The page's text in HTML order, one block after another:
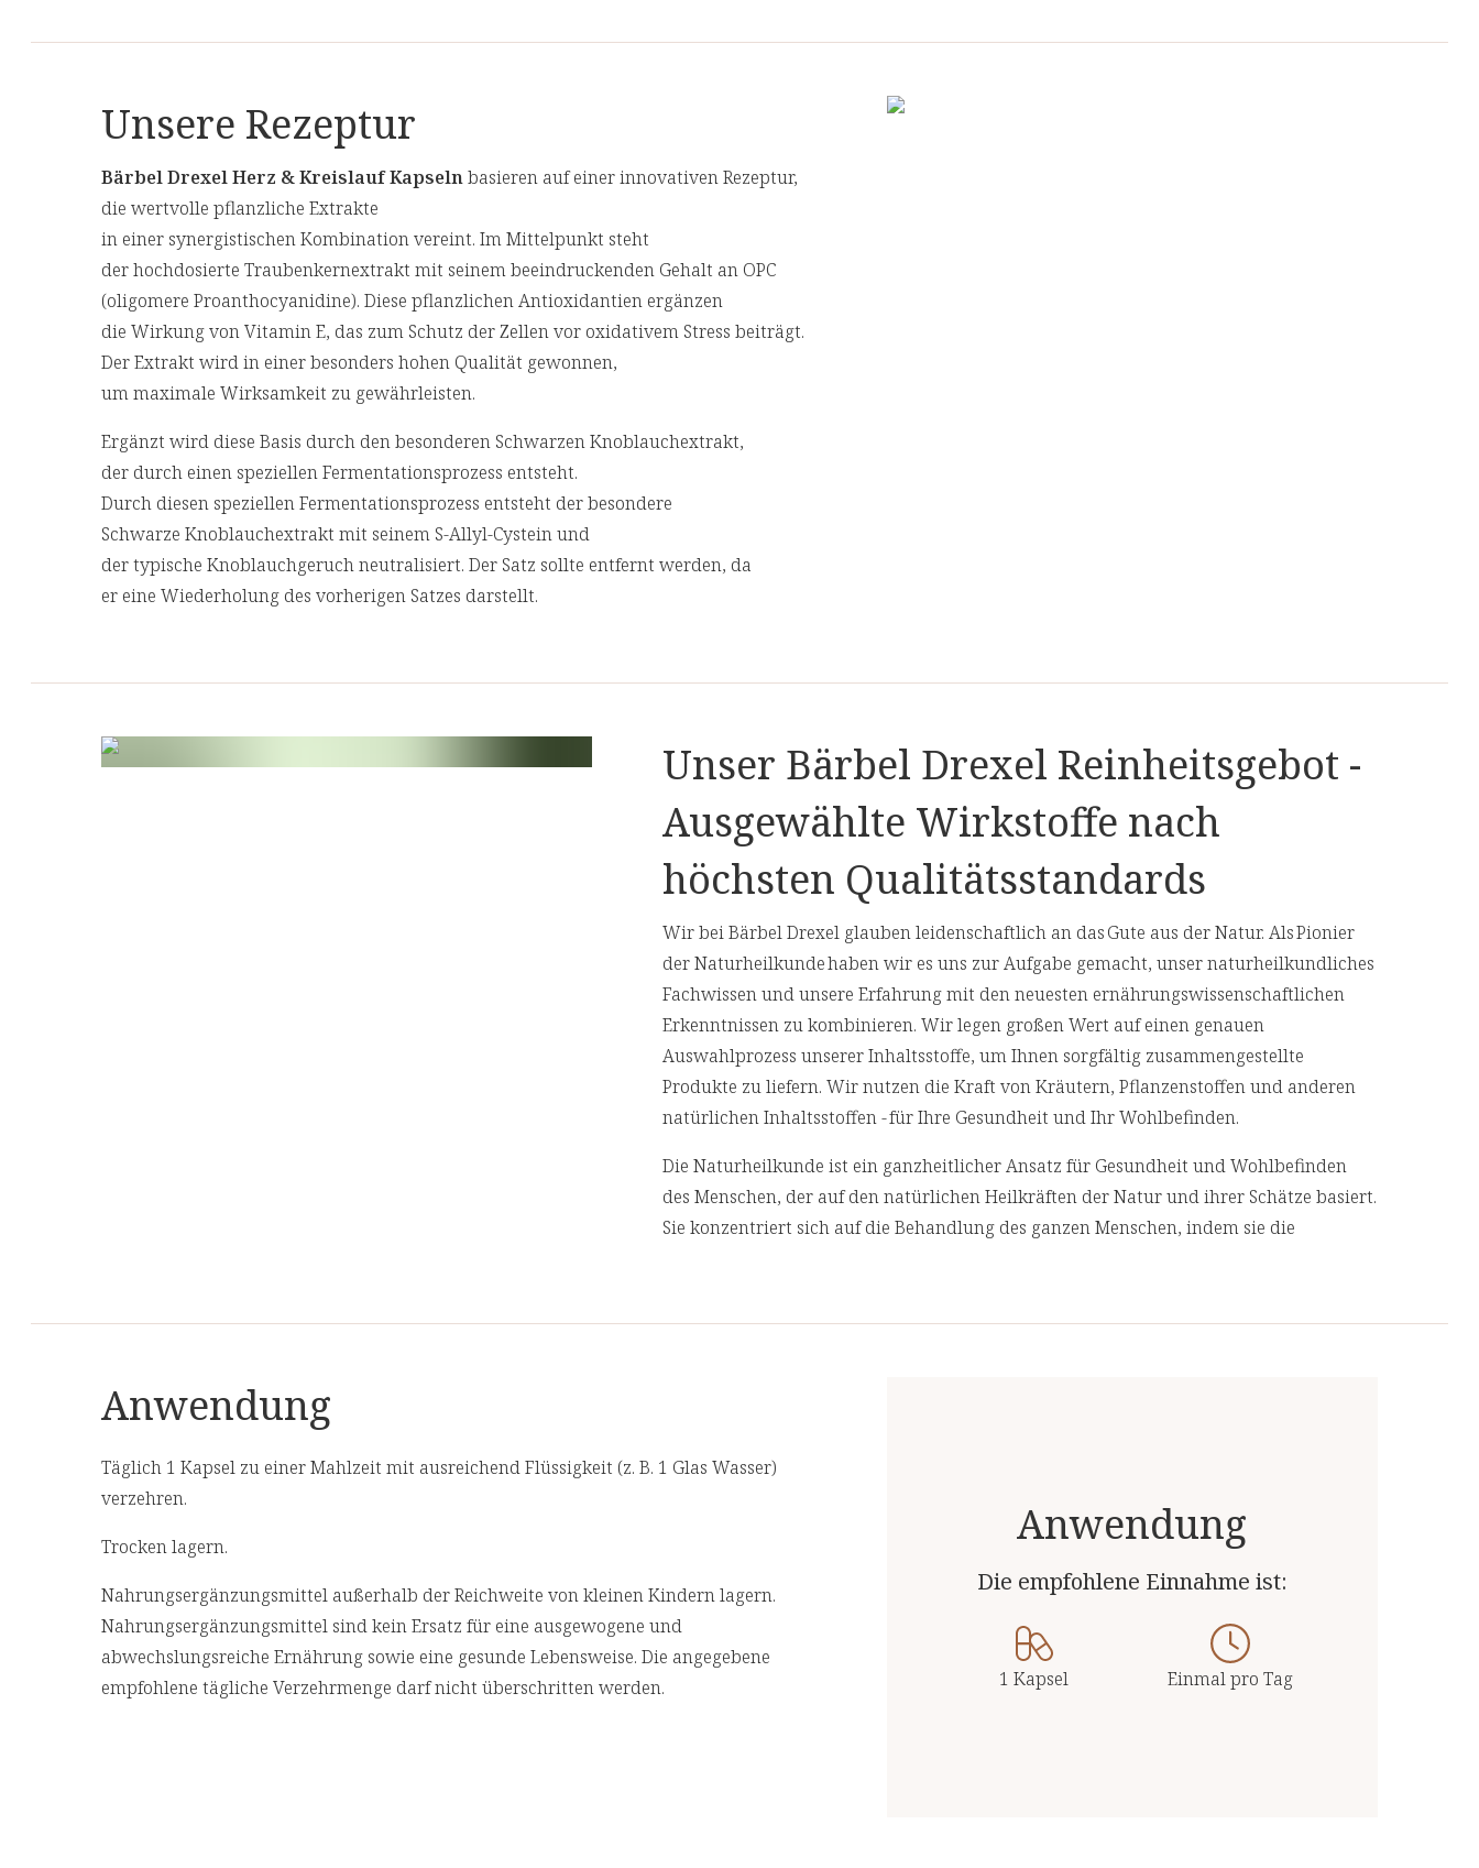
einen wertvollen Beitrag zu einer ausgewogenen Ernährung leistet.
Unsere Rezeptur
Bärbel Drexel Herz & Kreislauf Kapselnbasieren auf einer innovativen Rezeptur,
die wertvolle pflanzliche Extrakte
in einer synergistischen Kombination vereint. Im Mittelpunkt steht
der hochdosierte Traubenkernextrakt mit seinem beeindruckenden Gehalt an OPC
(oligomere Proanthocyanidine). Diese pflanzlichen Antioxidantien ergänzen
die Wirkung von Vitamin E, das zum Schutz der Zellen vor oxidativem Stress beiträgt.
Der Extrakt wird in einer besonders hohen Qualität gewonnen,
um maximale Wirksamkeit zu gewährleisten.
Ergänzt wird diese Basis durch den besonderen Schwarzen Knoblauchextrakt,
der durch einen speziellen Fermentationsprozess entsteht.
Durch diesen speziellen Fermentationsprozess entsteht der besondere
Schwarze Knoblauchextrakt mit seinem S-Allyl-Cystein und
der typische Knoblauchgeruch neutralisiert. Der Satz sollte entfernt werden, da
er eine Wiederholung des vorherigen Satzes darstellt.
Stress zu schützen. Abgerundet wird die Formel mit Vitamin E, das als "Zellschutz-
Vitamin" die antioxidative Wirkung der pflanzlichen Extrakte optimal ergänzt.
Nährwertangaben
Empfohlene Tagesdosis:1 x 1 Kapsel
1 Kapsel enthält:
Vitamin E 12 mg (100%**)
Traubenkernextrakt
- davon OPC (oligomere Proanthocyanidine)
Schwarzer Knoblauch Extrakt 100 mg
- davon S-Allyl Cystein (SAC)
Unser Bärbel Drexel Reinheitsgebot -
Ausgewählte Wirkstoffe nach
höchsten Qualitätsstandards
Wir bei Bärbel Drexel glauben leidenschaftlich an das Gute aus der Natur. Als Pionier
der Naturheilkunde haben wir es uns zur Aufgabe gemacht, unser naturheilkundliches
Fachwissen und unsere Erfahrung mit den neuesten ernährungswissenschaftlichen
Erkenntnissen zu kombinieren. Wir legen großen Wert auf einen genauen
Auswahlprozess unserer Inhaltsstoffe, um Ihnen sorgfältig zusammengestellte
Produkte zu liefern. Wir nutzen die Kraft von Kräutern, Pflanzenstoffen und anderen
natürlichen Inhaltsstoffen - für Ihre Gesundheit und Ihr Wohlbefinden.
Die Naturheilkunde ist ein ganzheitlicher Ansatz für Gesundheit und Wohlbefinden
des Menschen, der auf den natürlichen Heilkräften der Natur und ihrer Schätze basiert.
Sie konzentriert sich auf die Behandlung des ganzen Menschen, indem sie die
Anwendung
Die empfohlene Einnahme ist:
1 Kapsel Einmal pro Tag
Anwendung
Täglich 1 Kapsel zu einer Mahlzeit mit ausreichend Flüssigkeit (z. B. 1 Glas Wasser)
verzehren.
Trocken lagern.
Nahrungsergänzungsmittel außerhalb der Reichweite von kleinen Kindern lagern.
Nahrungsergänzungsmittel sind kein Ersatz für eine ausgewogene und
abwechslungsreiche Ernährung sowie eine gesunde Lebensweise. Die angegebene
empfohlene tägliche Verzehrmenge darf nicht überschritten werden.